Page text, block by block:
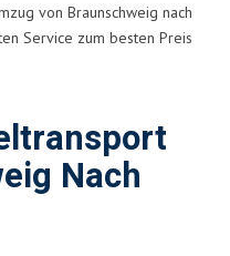
von Braunschweig nach
Service zum besten Preis
Nach